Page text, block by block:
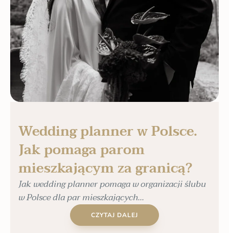
Wedding planner w Polsce.
Jak pomaga parom
mieszkającym za granicą?
Jak wedding planner pomaga w organizacji ślubu
w Polsce dla par mieszkających...
CZYTAJ DALEJ